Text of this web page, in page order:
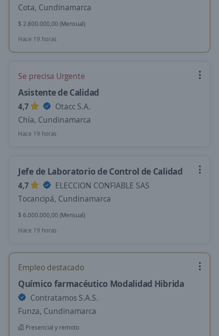
Cota, Cundinamarca
$ 2.800.000,00 (Mensual)
Hace 19 horas
Se precisa Urgente
Asistente de Calidad
4,7
Otacc S.A.
Chía, Cundinamarca
Hace 19 horas
Jefe de Laboratorio de Control de Calidad
4,7
ELECCION CONFIABLE SAS
Tocancipá, Cundinamarca
$ 6.000.000,00 (Mensual)
Hace 19 horas
Empleo destacado
Químico farmacéutico Modalidad Hibrida
Contratamos S.A.S.
Funza, Cundinamarca
Presencial y remoto